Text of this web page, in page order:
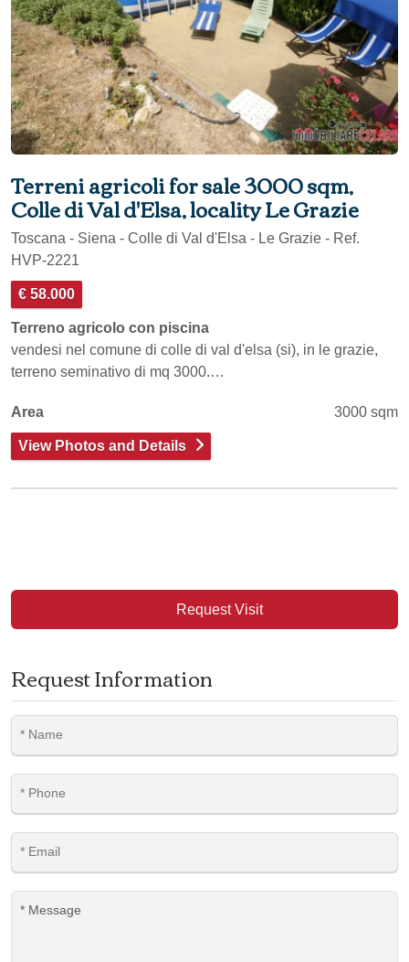
Terreni agricoli for sale 3000 sqm,
Colle di Val d'Elsa, locality Le Grazie
Toscana - Siena - Colle di Val d'Elsa - Le Grazie - Ref.
HVP-2221
€ 58.000
Terreno agricolo con piscina
vendesi nel comune di colle di val d'elsa (si), in le grazie,
terreno seminativo di mq 3000.…
Area 3000 sqm
View Photos and Details
Request Visit
Request Information